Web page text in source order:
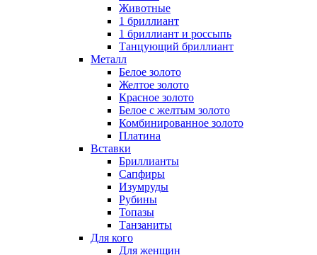
Животные
1 бриллиант
1 бриллиант и россыпь
Танцующий бриллиант
Металл
Белое золото
Желтое золото
Красное золото
Белое с желтым золото
Комбинированное золото
Платина
Вставки
Бриллианты
Сапфиры
Изумруды
Рубины
Топазы
Танзаниты
Для кого
Для женщин